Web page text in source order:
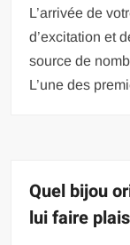
L’arrivée de
d’excitation et
source de
L’une des
Quel bijou
lui faire